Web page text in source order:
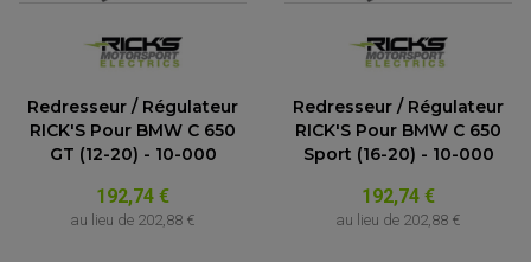
Redresseur / Régulateur
RICK'S Pour BMW C 650
GT (12-20) - 10-000
192,74 €
au lieu de 202,88 €
Redresseur / Régulateur
RICK'S Pour BMW C 650
Sport (16-20) - 10-000
192,74 €
au lieu de 202,88 €